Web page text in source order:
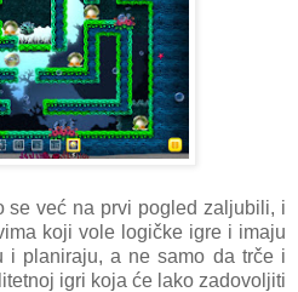
već na prvi pogled zaljubili, i
koji vole logičke igre i imaju
i planiraju, a ne samo da trče i
igri koja će lako zadovoljiti